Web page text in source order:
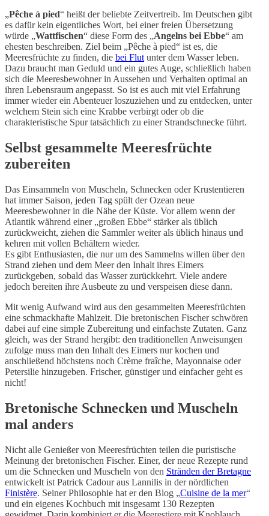
„Pêche à pied“ heißt der beliebte Zeitvertreib. Im Deutschen gibt
es dafür kein eigentliches Wort, bei einer freien Übersetzung
würde „Wattfischen“ diese Form des „Angelns bei Ebbe“ am
ehesten beschreiben. Ziel beim „Pêche à pied“ ist es, die
Meeresfrüchte zu finden, die bei Flut unter dem Wasser leben.
Dazu braucht man Geduld und ein gutes Auge, schließlich haben
sich die Meeresbewohner in Aussehen und Verhalten optimal an
ihren Lebensraum angepasst. So ist es auch mit viel Erfahrung
immer wieder ein Abenteuer loszuziehen und zu entdecken, unter
welchem Stein sich eine Krabbe verbirgt oder ob die
charakteristische Spur tatsächlich zu einer Strandschnecke führt.
Selbst gesammelte Meeresfrüchte
zubereiten
Das Einsammeln von Muscheln, Schnecken oder Krustentieren
hat immer Saison, jeden Tag spült der Ozean neue
Meeresbewohner in die Nähe der Küste. Vor allem wenn der
Atlantik während einer „großen Ebbe“ stärker als üblich
zurückweicht, ziehen die Sammler weiter als üblich hinaus und
kehren mit vollen Behältern wieder.
Es gibt Enthusiasten, die nur um des Sammelns willen über den
Strand ziehen und dem Meer den Inhalt ihres Eimers
zurückgeben, sobald das Wasser zurückkehrt. Viele andere
jedoch bereiten ihre Ausbeute zu und verspeisen diese dann.
Mit wenig Aufwand wird aus den gesammelten Meeresfrüchten
eine schmackhafte Mahlzeit. Die bretonischen Fischer schwören
dabei auf eine simple Zubereitung und einfachste Zutaten. Ganz
gleich, was der Strand hergibt: den traditionellen Anweisungen
zufolge muss man den Inhalt des Eimers nur kochen und
anschließend höchstens noch Crème fraîche, Mayonnaise oder
Petersilie hinzugeben. Frischer, günstiger und einfacher geht es
nicht!
Bretonische Schnecken und Muscheln
mal anders
Nicht alle Genießer von Meeresfrüchten teilen die puristische
Meinung der bretonischen Fischer. Einer, der neue Rezepte rund
um die Schnecken und Muscheln von den Stränden der Bretagne
entwickelt ist Patrick Cadour aus Lannilis in der nördlichen
Finistère. Seiner Philosophie hat er den Blog „Cuisine de la mer“
und ein eigenes Kochbuch mit insgesamt 130 Rezepten